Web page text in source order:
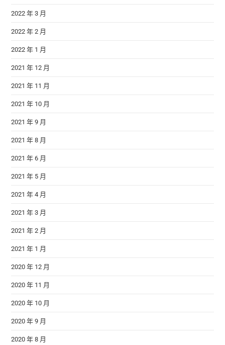
2022 年 3 月
2022 年 2 月
2022 年 1 月
2021 年 12 月
2021 年 11 月
2021 年 10 月
2021 年 9 月
2021 年 8 月
2021 年 6 月
2021 年 5 月
2021 年 4 月
2021 年 3 月
2021 年 2 月
2021 年 1 月
2020 年 12 月
2020 年 11 月
2020 年 10 月
2020 年 9 月
2020 年 8 月